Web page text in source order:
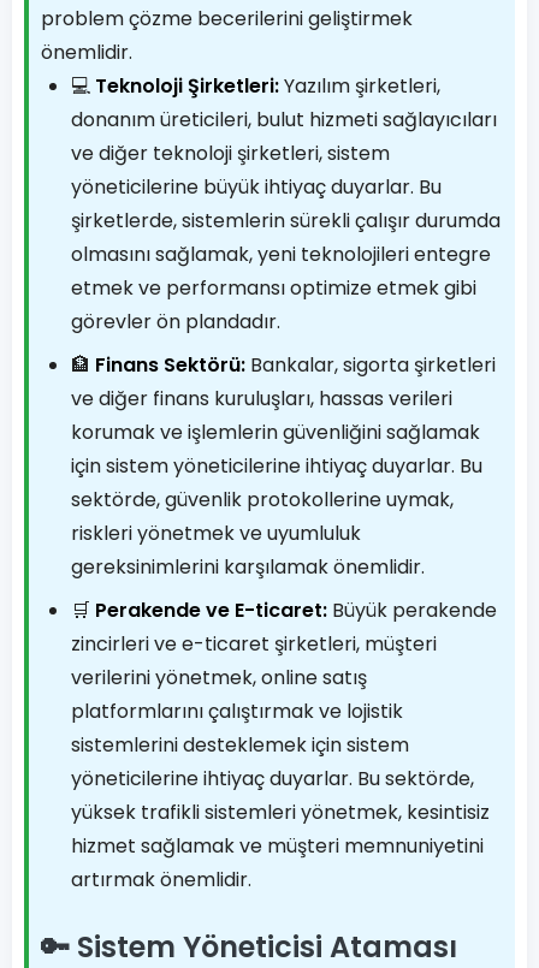
problem çözme becerilerini geliştirmek
önemlidir.
💻 Teknoloji Şirketleri:Yazılım şirketleri,
donanım üreticileri, bulut hizmeti sağlayıcıları
ve diğer teknoloji şirketleri, sistem
yöneticilerine büyük ihtiyaç duyarlar. Bu
şirketlerde, sistemlerin sürekli çalışır durumda
olmasını sağlamak, yeni teknolojileri entegre
etmek ve performansı optimize etmek gibi
görevler ön plandadır.
🏦 Finans Sektörü: Bankalar, sigorta şirketleri
ve diğer finans kuruluşları, hassas verileri
korumak ve işlemlerin güvenliğini sağlamak
için sistem yöneticilerine ihtiyaç duyarlar. Bu
sektörde, güvenlik protokollerine uymak,
riskleri yönetmek ve uyumluluk
gereksinimlerini karşılamak önemlidir.
🛒 Perakende ve E-ticaret: Büyük perakende
zincirleri ve e-ticaret şirketleri, müşteri
verilerini yönetmek, online satış
platformlarını çalıştırmak ve lojistik
sistemlerini desteklemek için sistem
yöneticilerine ihtiyaç duyarlar. Bu sektörde,
yüksek trafikli sistemleri yönetmek, kesintisiz
hizmet sağlamak ve müşteri memnuniyetini
artırmak önemlidir.
🔑 Sistem Yöneticisi Ataması